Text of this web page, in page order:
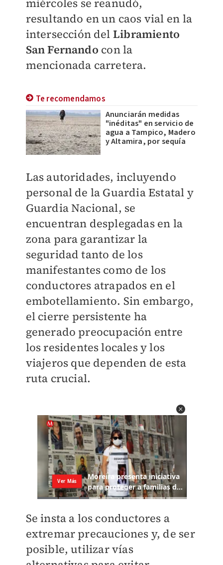
miércoles se reanudó,
resultando en un caos vial en la
intersección del Libramiento
San Fernando con la
mencionada carretera.
Te recomendamos
Anunciarán medidas
"inéditas" en servicio de
agua a Tampico, Madero
y Altamira, por sequía
Las autoridades, incluyendo
personal de la Guardia Estatal y
Guardia Nacional, se
encuentran desplegadas en la
zona para garantizar la
seguridad tanto de los
manifestantes como de los
conductores atrapados en el
embotellamiento. Sin embargo,
el cierre persistente ha
generado preocupación entre
los residentes locales y los
viajeros que dependen de esta
ruta crucial.
Se insta a los conductores a
extremar precauciones y, de ser
posible, utilizar vías